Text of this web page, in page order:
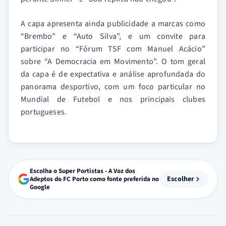
A capa apresenta ainda publicidade a marcas como
“Brembo” e “Auto Silva”, e um convite para
participar no “Fórum TSF com Manuel Acácio”
sobre “A Democracia em Movimento”. O tom geral
da capa é de expectativa e análise aprofundada do
panorama desportivo, com um foco particular no
Mundial de Futebol e nos principais clubes
portugueses.
Escolha o Super Portistas - A Voz dos
Adeptos do FC Porto como fonte preferida no
Google
Escolher